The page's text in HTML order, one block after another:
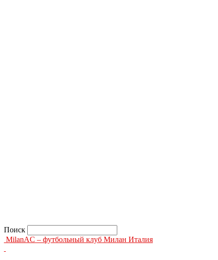
Поиск
MilanAC – футбольный клуб Милан Италия